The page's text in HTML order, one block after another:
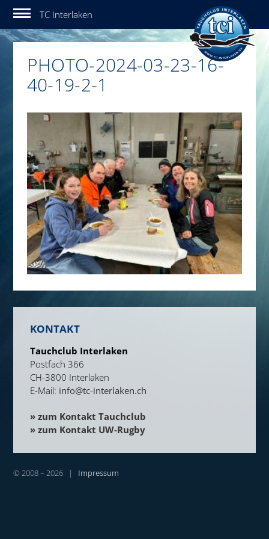
Tauchclub Interlaken
PHOTO-2024-03-23-16-
40-19-2-1
KONTAKT
Tauchclub Interlaken
Postfach 366
CH-3800 Interlaken
E-Mail: info@tc-interlaken.ch
» zum Kontakt Tauchclub
» zum Kontakt UW-Rugby
© 2008 – 2026 | Impressum